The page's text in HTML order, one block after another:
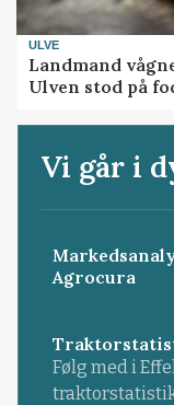
ULVE
Landmand
Ulven stod på
Vi går i
Agrocura
Følg med i